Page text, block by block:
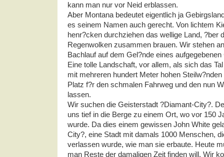
kann man nur vor Neid erblassen.
Aber Montana bedeutet eigentlich ja
es seinem Namen auch gerecht. Von lichtem
henr?cken durchziehen das wellige Land, ?ber
Regenwolken zusammen brauen. Wir stehen
Bachlauf auf dem Gel?nde eines
Eine tolle Landschaft, vor allem, als sich das
mit mehreren hundert Meter hohen
Platz f?r den schmalen Fahrweg und den nun
lassen.
Wir suchen die Geisterstadt ?Diamant-City?.
uns tief in die Berge zu einem Ort, wo vor 150
wurde. Da dies einem gewissen John White
City?, eine Stadt mit damals 1000 Menschen,
verlassen wurde, wie man sie erbaute. Heute
man Reste der damaligen Zeit finden will. Wir